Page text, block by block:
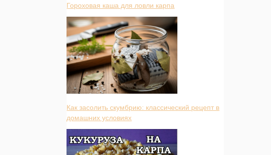
Гороховая каша для ловли карпа
Как засолить скумбрию: классический рецепт в
домашних условиях